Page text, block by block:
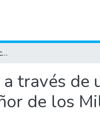
Disminución de la desnutrición infantil a través de un prototipo de aplicativo móvil dirigido al Colegio Señor de los Milagros del distrito de Paramonga
través de
de los